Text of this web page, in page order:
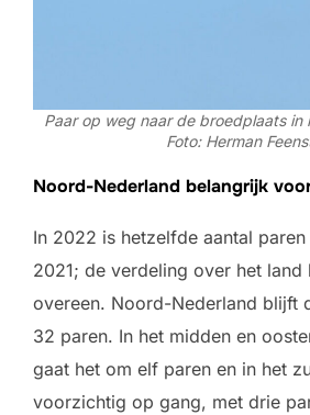
Paar op weg naar de broedplaats in
Foto: Herman
Noord-Nederland belangrijk
In 2022 is hetzelfde aantal
2021; de verdeling over het
overeen. Noord-Nederland blijft
32 paren. In het midden en
gaat het om elf paren en in het
voorzichtig op gang, met drie